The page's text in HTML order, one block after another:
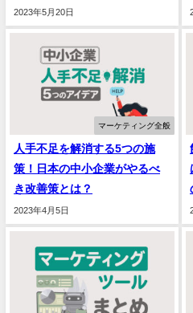
2023年5月20日
マーケティング全般
人手不足を解消する5つの施
策！日本の中小企業がやるべ
き改善策とは？
2023年4月5日